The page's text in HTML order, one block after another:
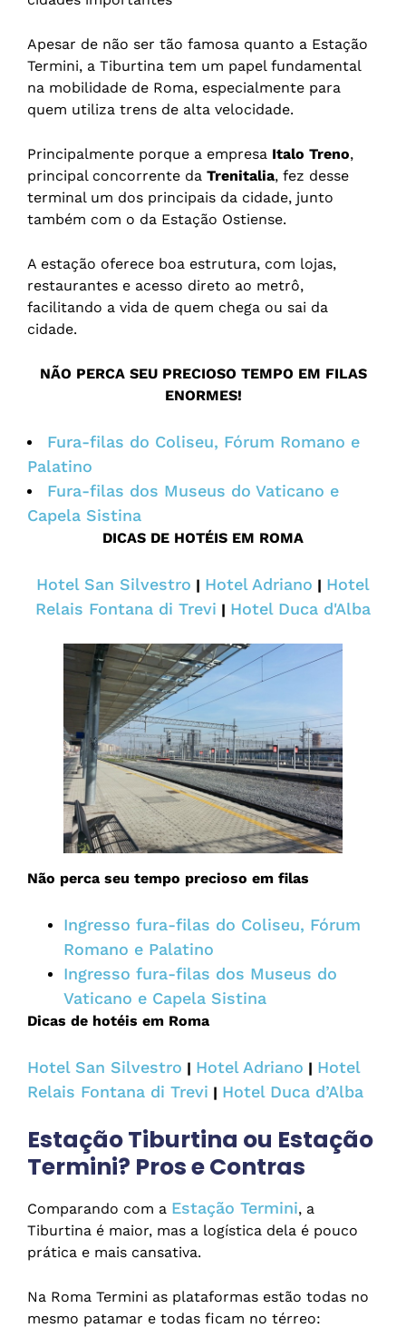
Apesar de não ser tão famosa quanto a Estação
Termini, a Tiburtina tem um papel fundamental
na mobilidade de Roma, especialmente para
quem utiliza trens de alta velocidade.
Principalmente porque a empresa Italo Treno,
principal concorrente da Trenitalia, fez desse
terminal um dos principais da cidade, junto
também com o da Estação Ostiense.
A estação oferece boa estrutura, com lojas,
restaurantes e acesso direto ao metrô,
facilitando a vida de quem chega ou sai da
cidade.
NÃO PERCA SEU PRECIOSO TEMPO EM FILAS
ENORMES!
Fura-filas do Coliseu, Fórum Romano e
Palatino
Fura-filas dos Museus do Vaticano e
Capela Sistina
DICAS DE HOTÉIS EM ROMA
Hotel San Silvestro | Hotel Adriano | Hotel
Relais Fontana di Trevi | Hotel Duca d'Alba
Não perca seu tempo precioso em filas
Ingresso fura-filas do Coliseu, Fórum
Romano e Palatino
Ingresso fura-filas dos Museus do
Vaticano e Capela Sistina
Dicas de hotéis em Roma
Hotel San Silvestro | Hotel Adriano | Hotel
Relais Fontana di Trevi | Hotel Duca d’Alba
Estação Tiburtina ou Estação
Termini? Pros e Contras
Comparando com a Estação Termini, a
Tiburtina é maior, mas a logística dela é pouco
prática e mais cansativa.
Na Roma Termini as plataformas estão todas no
mesmo patamar e todas ficam no térreo: